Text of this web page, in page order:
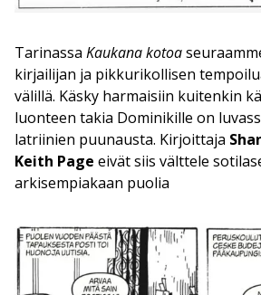
Tarinassa Kaukana kotoa
kirjailijan ja pikkurikollisen
välillä. Käsky harmaisiin kuitenkin
luonteen takia Dominikille on
latriinien puunausta. Kirjoittaja
Keith Page eivät siis välttele
arkisempiakaan puolia